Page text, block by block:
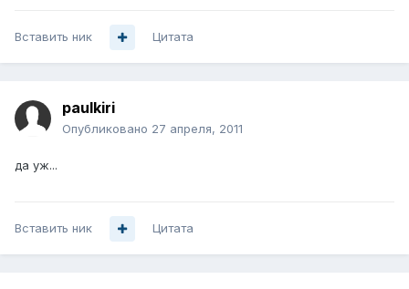
Вставить ник Цитата
paulkiri
Опубликовано 27 апреля, 2011
да уж...
Вставить ник Цитата